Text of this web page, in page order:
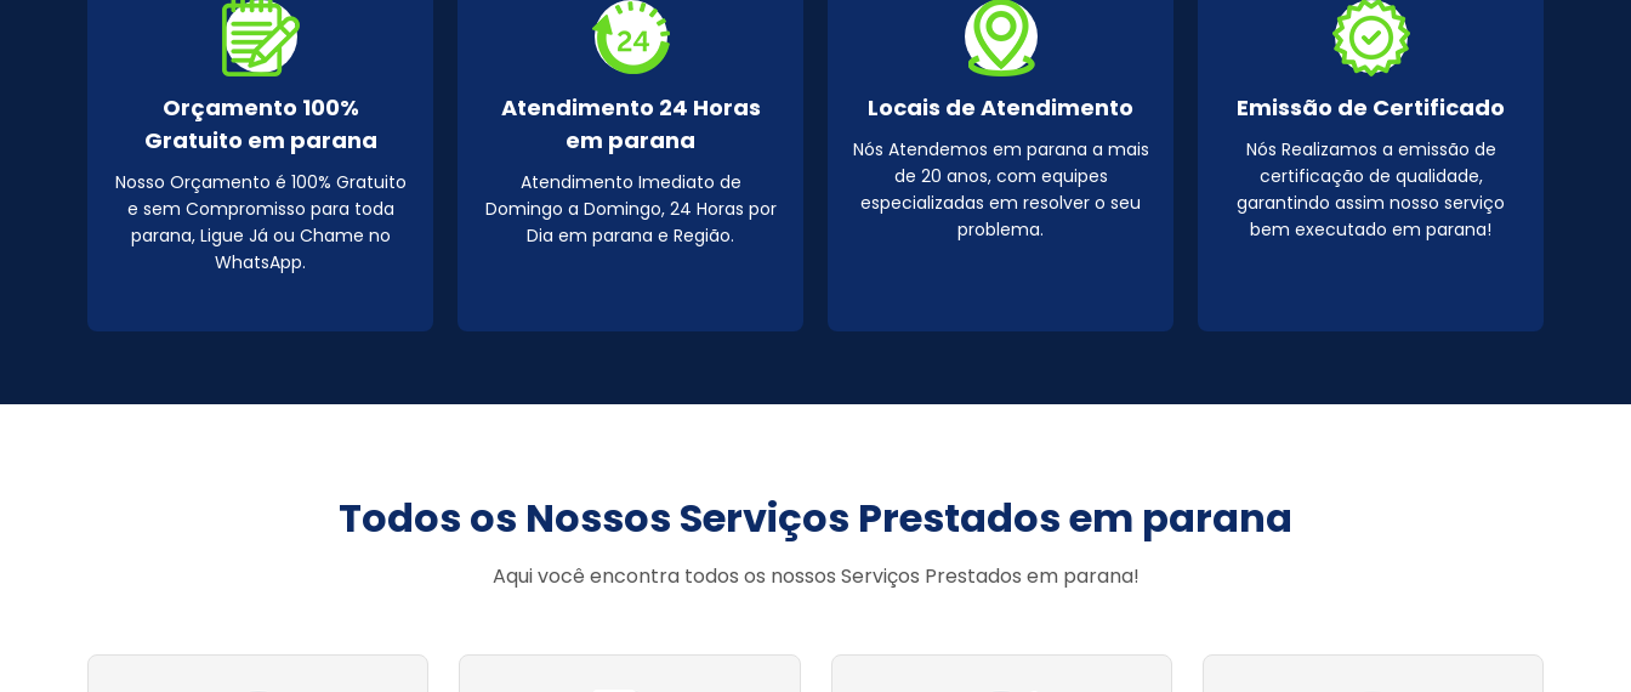
Orçamento 100%
Gratuito em parana
Nosso Orçamento é 100% Gratuito
e sem Compromisso para toda
parana, Ligue Já ou Chame no
WhatsApp.
Atendimento 24 Horas
em parana
Atendimento Imediato de
Domingo a Domingo, 24 Horas por
Dia em parana e Região.
Locais de Atendimento
Nós Atendemos em parana a mais
de 20 anos, com equipes
especializadas em resolver o seu
problema.
Emissão de Certificado
Nós Realizamos a emissão de
certificação de qualidade,
garantindo assim nosso serviço
bem executado em parana!
Todos os Nossos Serviços Prestados em parana
Aqui você encontra todos os nossos Serviços Prestados em parana!